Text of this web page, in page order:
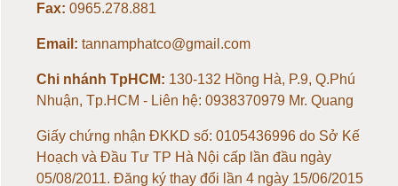
Loadcell 200kg
Loadcell 500kg
Loadcell 1 tấn
Fax: 0965.278.881
Email: tannamphatco@gmail.com
Chi nhánh TpHCM: 130-132 Hồng Hà, P.9, Q.Phú
Nhuận, Tp.HCM - Liên hệ: 0938370979 Mr. Quang
Giấy chứng nhận ĐKKD số: 0105436996 do Sở Kế
Hoạch và Đầu Tư TP Hà Nội cấp lần đầu ngày
05/08/2011. Đăng ký thay đổi lần 4 ngày 15/06/2015